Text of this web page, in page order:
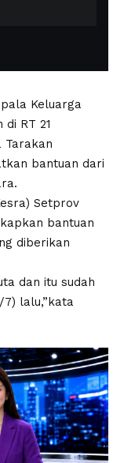
Keluarga
RT 21
Tarakan
bantuan dari
Setprov
bantuan
diberikan
dan itu sudah
lalu,”kata